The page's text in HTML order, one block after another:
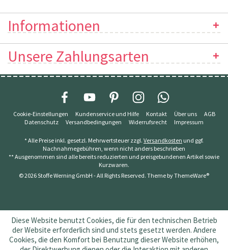
Informationen
Unsere Zahlungsarten
Cookie-Einstellungen Kundenservice und Hilfe Kontakt Über uns
AGB
Datenschutz
Versandbedingungen Widerrufsrecht Impressum
* Alle Preise inkl. gesetzl. Mehrwertsteuer zzgl. Versandkosten und ggf.
Nachnahmegebühren, wenn nicht anders beschrieben
** Ausgenommen sind alle bereits reduzierten und preisgebundenen Artikel sowie
Kurzwaren.
© 2026 Stoffe Werning GmbH - All Rights Reserved. Theme byThemeWare®
Diese Website benutzt Cookies, die für den technischen Betrieb
der Website erforderlich sind und stets gesetzt werden. Andere
Cookies, die den Komfort bei Benutzung dieser Website erhöhen,